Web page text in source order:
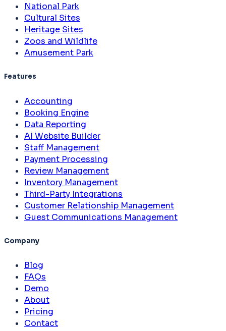
National Park
Cultural Sites
Heritage Sites
Zoos and Wildlife
Amusement Park
Features
Accounting
Booking Engine
Data Reporting
AI Website Builder
Staff Management
Payment Processing
Review Management
Inventory Management
Third-Party Integrations
Customer Relationship Management
Guest Communications Management
Company
Blog
FAQs
Demo
About
Pricing
Contact